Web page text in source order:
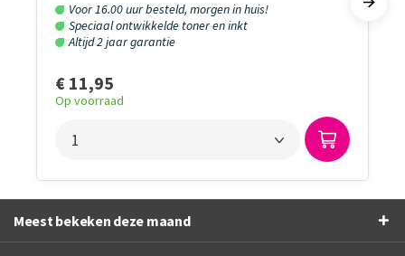
Voor 16.00 uur besteld, morgen in huis!
Speciaal ontwikkelde toner en inkt
Altijd 2 jaar garantie
€ 11,95
Op voorraad
Meest bekeken deze maand